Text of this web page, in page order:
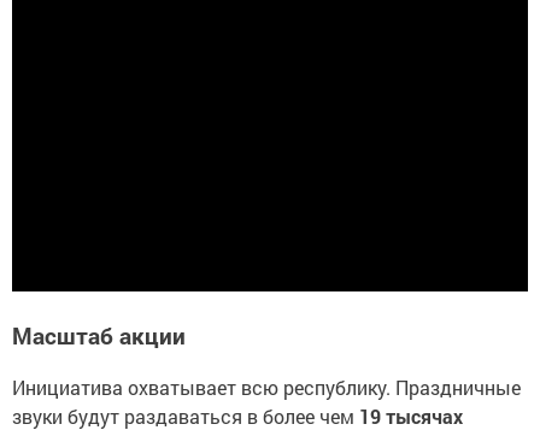
Масштаб акции
Инициатива охватывает всю республику. Праздничные
звуки будут раздаваться в более чем 19 тысячах